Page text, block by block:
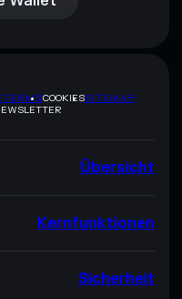
TERMSCOOKIESSITEMAP
Übersicht
Kernfunktionen
Sicherheit